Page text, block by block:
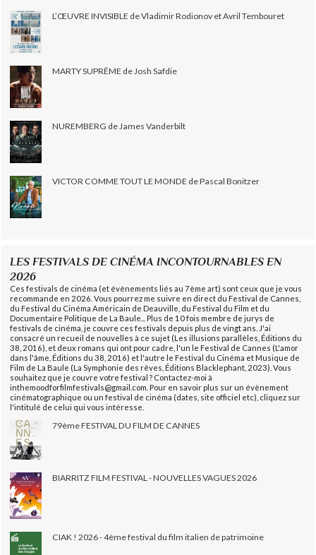
L’ŒUVRE INVISIBLE de Vladimir Rodionov et Avril Tembouret
MARTY SUPRÊME de Josh Safdie
NUREMBERG de James Vanderbilt
VICTOR COMME TOUT LE MONDE de Pascal Bonitzer
LES FESTIVALS DE CINÉMA INCONTOURNABLES EN
2026
Ces festivals de cinéma (et évènements liés au 7ème art) sont ceux que je vous
recommande en 2026. Vous pourrez me suivre en direct du Festival de Cannes,
du Festival du Cinéma Américain de Deauville, du Festival du Film et du
Documentaire Politique de La Baule... Plus de 10 fois membre de jurys de
festivals de cinéma, je couvre ces festivals depuis plus de vingt ans. J'ai
consacré un recueil de nouvelles à ce sujet (Les illusions parallèles, Éditions du
38, 2016), et deux romans qui ont pour cadre, l'un le Festival de Cannes (L'amor
dans l'âme, Éditions du 38, 2016) et l'autre le Festival du Cinéma et Musique de
Film de La Baule (La Symphonie des rêves, Éditions Blacklephant, 2023). Vous
souhaitez que je couvre votre festival ? Contactez-moi à
inthemoodforfilmfestivals@gmail.com. Pour en savoir plus sur un évènement
cinématographique ou un festival de cinéma (dates, site officiel etc), cliquez sur
l'intitulé de celui qui vous intéresse.
79ème FESTIVAL DU FILM DE CANNES
BIARRITZ FILM FESTIVAL - NOUVELLES VAGUES 2026
CIAK ! 2026 - 4ème festival du film italien de patrimoine